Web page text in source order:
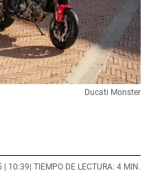
Ducati Monster
10:39 | TIEMPO DE LECTURA: 4 MIN.